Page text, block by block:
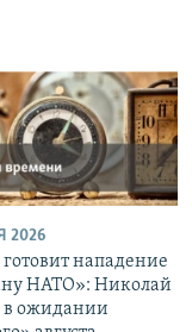
2026
нападение
НАТО»: Николай
в ожидании